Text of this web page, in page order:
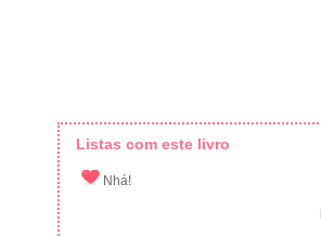
Listas com este livro
Nhá!